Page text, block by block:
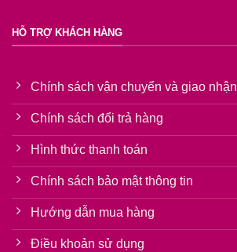
HỖ TRỢ KHÁCH HÀNG
Chính sách vận chuyển và giao nhận
Chính sách đổi trả hàng
Hình thức thanh toán
Chính sách bảo mật thông tin
Hướng dẫn mua hàng
Điều khoản sử dụng